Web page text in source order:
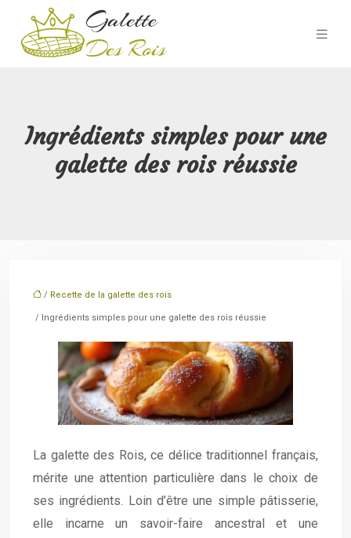
Ingrédients simples pour une
galette des rois réussie
/ Recette de la galette des rois
/ Ingrédients simples pour une galette des rois réussie
La galette des Rois, ce délice traditionnel français,
mérite une attention particulière dans le choix de
ses ingrédients. Loin d’être une simple pâtisserie,
elle incarne un savoir-faire ancestral et une